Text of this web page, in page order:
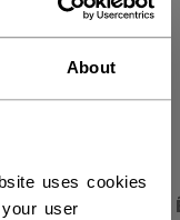
About
uses cookies
user
des
Unis ?
gratuits
OUVRIR LES